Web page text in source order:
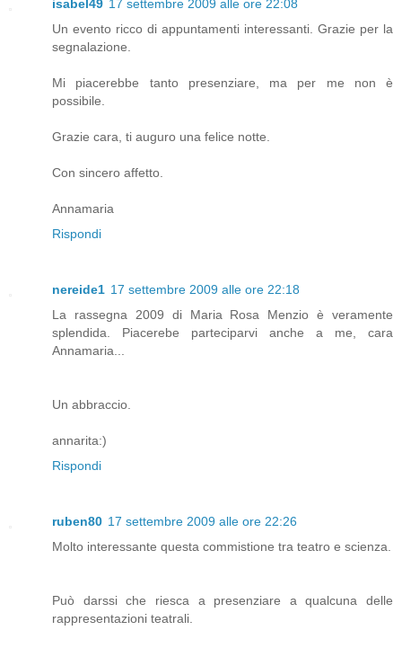
isabel49 17 settembre 2009 alle ore 22:08
Un evento ricco di appuntamenti interessanti. Grazie per la
segnalazione.
Mi piacerebbe tanto presenziare, ma per me non è
possibile.
Grazie cara, ti auguro una felice notte.
Con sincero affetto.
Annamaria
Rispondi
nereide1 17 settembre 2009 alle ore 22:18
La rassegna 2009 di Maria Rosa Menzio è veramente
splendida. Piacerebe parteciparvi anche a me, cara
Annamaria...
Un abbraccio.
annarita:)
Rispondi
ruben80 17 settembre 2009 alle ore 22:26
Molto interessante questa commistione tra teatro e scienza.
Può darssi che riesca a presenziare a qualcuna delle
rappresentazioni teatrali.